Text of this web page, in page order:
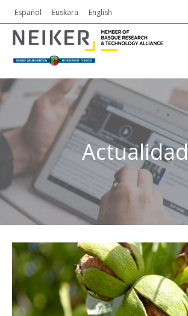
Español Euskara English
Actualidad